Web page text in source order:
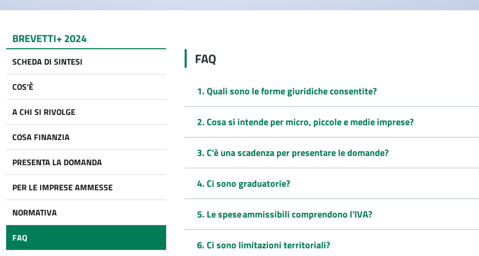
BREVETTI+ 2024
SCHEDA DI SINTESI
COS’È
A CHI SI RIVOLGE
COSA FINANZIA
PRESENTA LA DOMANDA
PER LE IMPRESE AMMESSE
NORMATIVA
FAQ
FAQ
1. Quali sono le forme giuridiche consentite?
2. Cosa si intende per micro, piccole e medie imprese?
3. C'è una scadenza per presentare le domande?
4. Ci sono graduatorie?
5. Le spese ammissibili comprendono l'IVA?
6. Ci sono limitazioni territoriali?